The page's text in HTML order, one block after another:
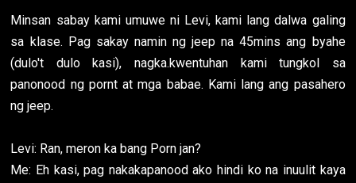
Minsan sabay kami umuwe ni Levi, kami lang dalwa galing
sa klase. Pag sakay namin ng jeep na 45mins ang byahe
(dulo't dulo kasi), nagka.kwentuhan kami tungkol sa
panonood ng pornt at mga babae. Kami lang ang pasahero
ng jeep.
Levi: Ran, meron ka bang Porn jan?
Me: Eh kasi, pag nakakapanood ako hindi ko na inuulit kaya